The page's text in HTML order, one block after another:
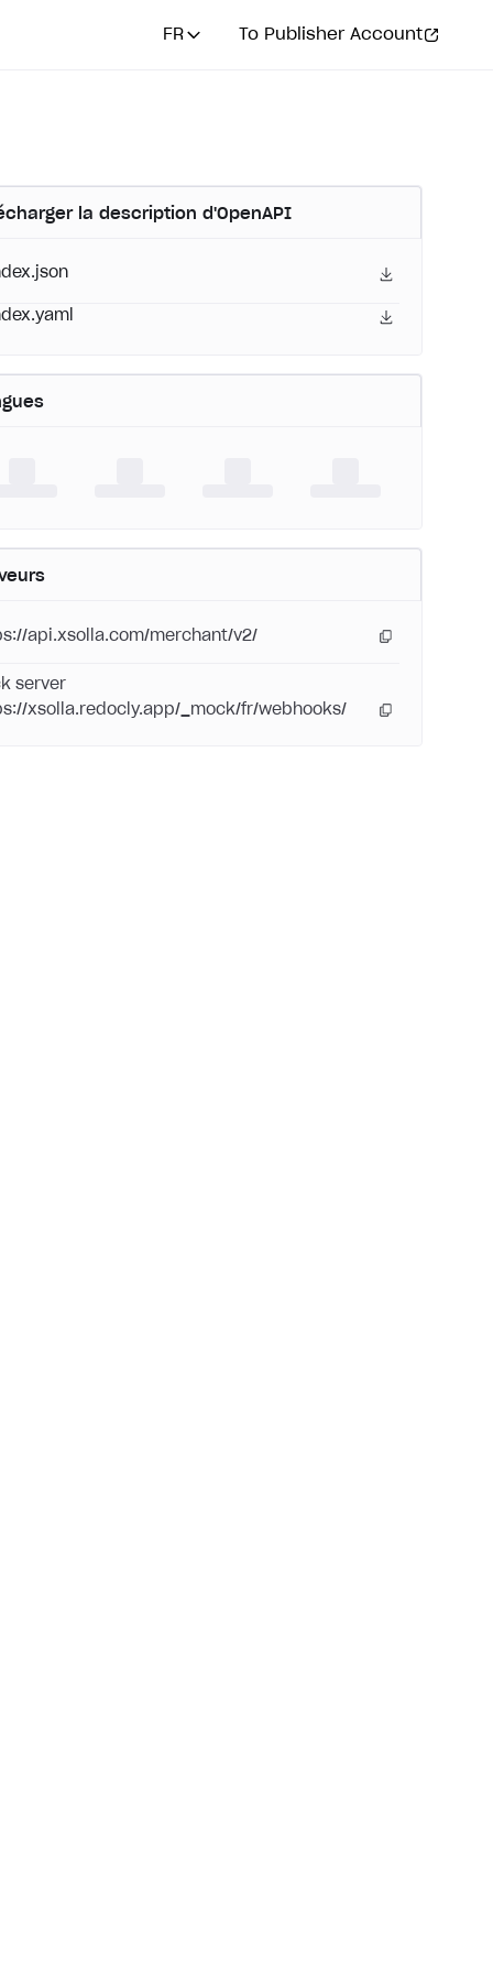
FR To Publisher Account
la description d'OpenAPI
api.xsolla.com/merchant/v2/
server
xsolla.redocly.app/_mock/fr/webhooks/